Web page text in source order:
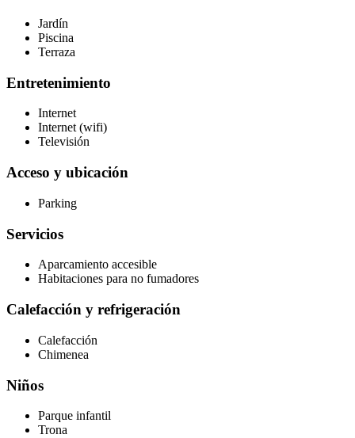
Jardín
Piscina
Terraza
Entretenimiento
Internet
Internet (wifi)
Televisión
Acceso y ubicación
Parking
Servicios
Aparcamiento accesible
Habitaciones para no fumadores
Calefacción y refrigeración
Calefacción
Chimenea
Niños
Parque infantil
Trona